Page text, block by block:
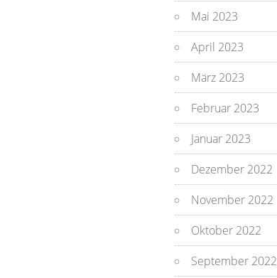
Mai 2023
April 2023
März 2023
Februar 2023
Januar 2023
Dezember 2022
November 2022
Oktober 2022
September 2022